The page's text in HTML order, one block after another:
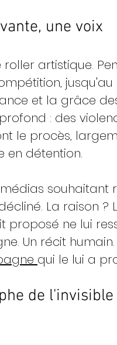
une voix
artistique.
jusqu'au
et la grâce
: des
le procès,
en détention.
souhaitant
La raison ?
proposé ne lui
Un récit humain.
qui le lui a
de